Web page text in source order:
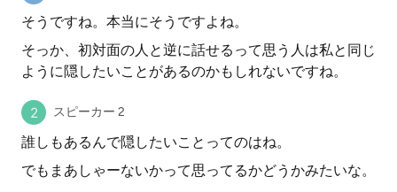
そうですね。本当にそうですよね。
そっか、初対面の人と逆に話せるって思う人は私と同じ
ように隠したいことがあるのかもしれないですね。
スピーカー 2
誰しもあるんで隠したいことってのはね。
でもまあしゃーないかって思ってるかどうかみたいな。